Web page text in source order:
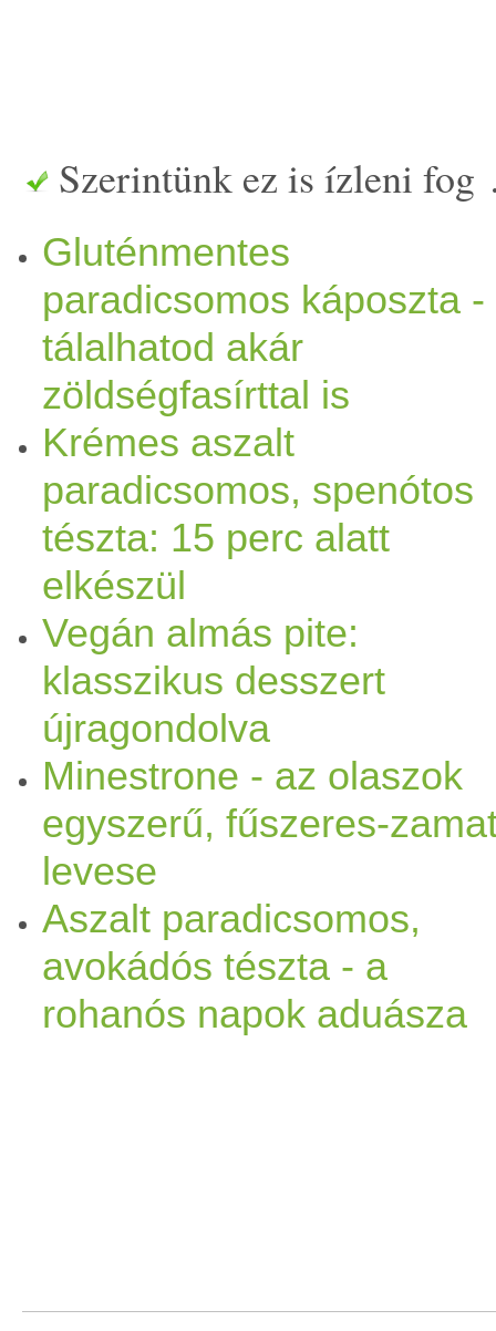
Szerintünk ez is ízleni
Gluténmentes
paradicsomos káposzta -
tálalhatod akár
zöldségfasírttal is
Krémes aszalt
paradicsomos, spenótos
tészta: 15 perc alatt
elkészül
Vegán almás pite:
klasszikus desszert
újragondolva
Minestrone - az olaszok
egyszerű, fűszeres-
levese
Aszalt paradicsomos,
avokádós tészta - a
rohanós napok aduásza